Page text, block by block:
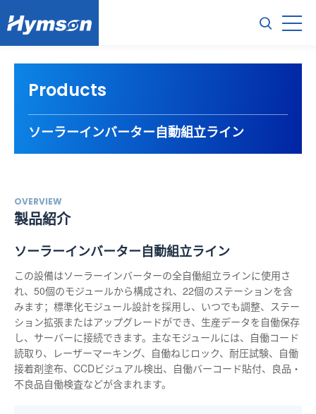
Products
ソーラーインバーター自動組立ライン
OVERVIEW
製品紹介
ソーラーインバーター自動組立ライン
この設備はソーラーインバーターの全自働組立ラインに使用さ
れ、50個のモジュールから構成され、22個のステーションを含
みます；標準化モジュール設計を採用し、いつでも調整、ステー
ション拡張またはアップグレードができ、生産データを自働保存
し、サーバーに接続できます。主なモジュールには、自働コード
読取り、レーザーマーキング、自働ねじロック、耐圧試験、自働
接着剤塗布、CCDビジュアル検出、自働バーコード貼付、良品・
不良品自働検査などが含まれます。